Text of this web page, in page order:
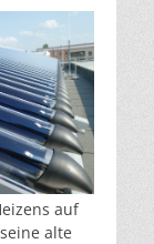
auf
alte